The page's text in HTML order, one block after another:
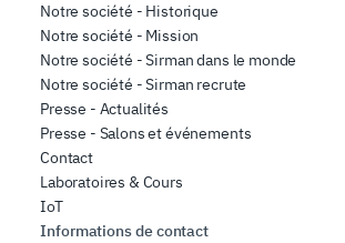
Notre société - Historique
Notre société - Mission
Notre société - Sirman dans le monde
Notre société - Sirman recrute
Presse - Actualités
Presse - Salons et événements
Contact
Laboratoires & Cours
IoT
Informations de contact